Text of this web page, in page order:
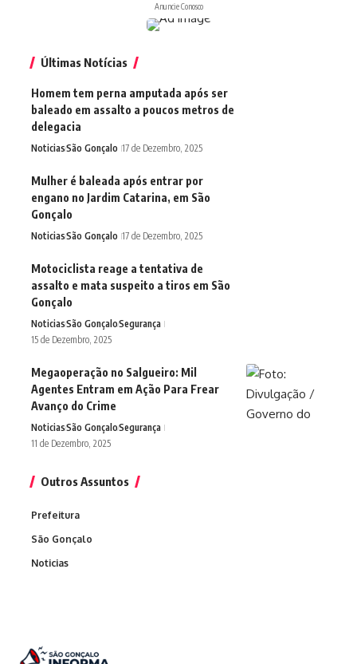
Anuncie Conosco
Últimas Notícias
Homem tem perna amputada após ser
baleado em assalto a poucos metros de
delegacia
NoticiasSão Gonçalo 17 de Dezembro, 2025
Mulher é baleada após entrar por
engano no Jardim Catarina, em São
Gonçalo
NoticiasSão Gonçalo 17 de Dezembro, 2025
Motociclista reage a tentativa de
assalto e mata suspeito a tiros em São
Gonçalo
NoticiasSão GonçaloSegurança
15 de Dezembro, 2025
Megaoperação no Salgueiro: Mil
Agentes Entram em Ação Para Frear
Avanço do Crime
NoticiasSão GonçaloSegurança
11 de Dezembro, 2025
Outros Assuntos
Prefeitura
São Gonçalo
Noticias